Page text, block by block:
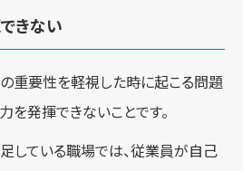
きない
重要性を軽視した時に起こる問題
を発揮できないことです。
している職場では、従業員が自己